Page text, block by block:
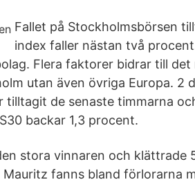
Fallet på Stockholmsbörsen
index faller nästan två
Flera faktorer bidrar till det
utan även övriga Europa. 2
tilltagit de senaste timmarna
backar 1,3 procent.
stora vinnaren och klättrade
fanns bland förlorarna